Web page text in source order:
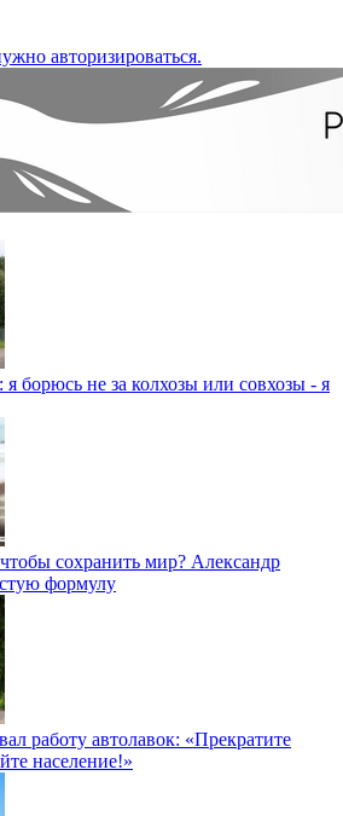
авторизироваться.
борюсь не за колхозы или совхозы - я
сохранить мир? Александр
формулу
работу автолавок: «Прекратите
население!»